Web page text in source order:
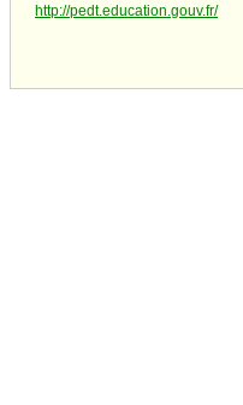
http://pedt.education.gouv.fr/